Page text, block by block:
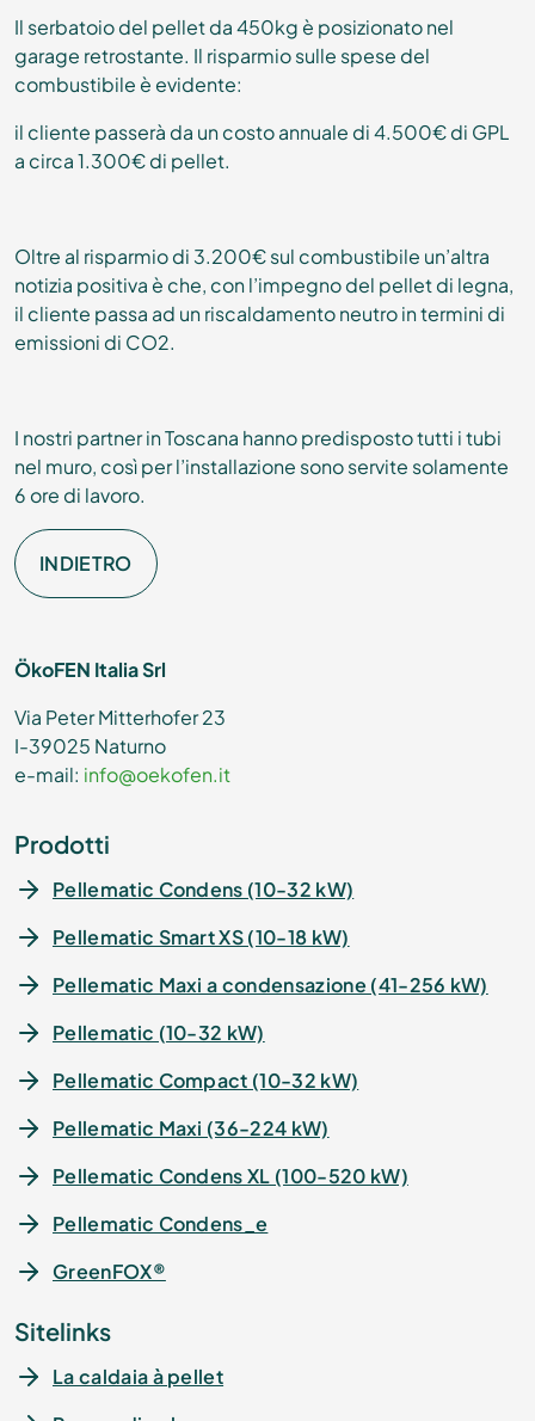
Il serbatoio del pellet da 450kg è posizionato nel
garage retrostante. Il risparmio sulle spese del
combustibile è evidente:
il cliente passerà da un costo annuale di 4.500€ di GPL
a circa 1.300€ di pellet.
Oltre al risparmio di 3.200€ sul combustibile un’altra
notizia positiva è che, con l’impegno del pellet di legna,
il cliente passa ad un riscaldamento neutro in termini di
emissioni di CO2.
I nostri partner in Toscana hanno predisposto tutti i tubi
nel muro, così per l’installazione sono servite solamente
6 ore di lavoro.
INDIETRO
ÖkoFEN Italia Srl
Via Peter Mitterhofer 23
I-39025 Naturno
e-mail: info@oekofen.it
Prodotti
Pellematic Condens (10-32 kW)
Pellematic Smart XS (10-18 kW)
Pellematic Maxi a condensazione (41-256 kW)
Pellematic (10-32 kW)
Pellematic Compact (10-32 kW)
Pellematic Maxi (36-224 kW)
Pellematic Condens XL (100-520 kW)
Pellematic Condens_e
GreenFOX®
Sitelinks
La caldaia à pellet